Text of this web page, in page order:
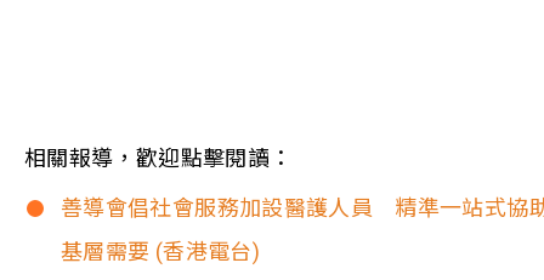
相關報導，歡迎點擊閱讀：
善導會倡社會服務加設醫護人員 精準一站式協
基層需要 (香港電台)